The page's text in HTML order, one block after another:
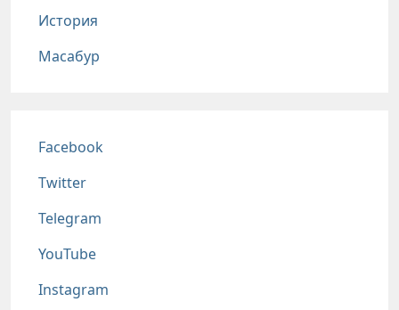
История
Масабур
Соц сети
Facebook
Twitter
Telegram
YouTube
Instagram